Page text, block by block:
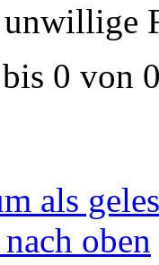
0 von
als
oben